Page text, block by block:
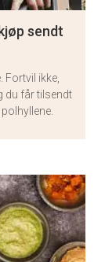
sendt
Fortvil ikke,
du får tilsendt